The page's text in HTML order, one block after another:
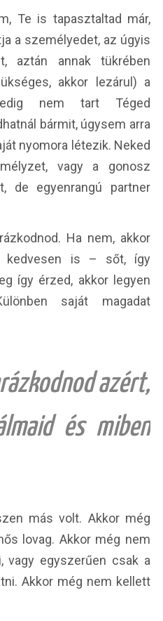
Te is tapasztaltad már,
a személyedet, az úgyis
aztán annak tükrében
akkor lezárul) a
nem tart Téged
bármit, úgysem arra
nyomora létezik. Neked
vagy a gonosz
de egyenrangú partner
Ha nem, akkor
kedvesen is – sőt, így
így érzed, akkor legyen
saját magadat
azért,
és miben
más volt. Akkor még
lovag. Akkor még nem
vagy egyszerűen csak a
Akkor még nem kellett